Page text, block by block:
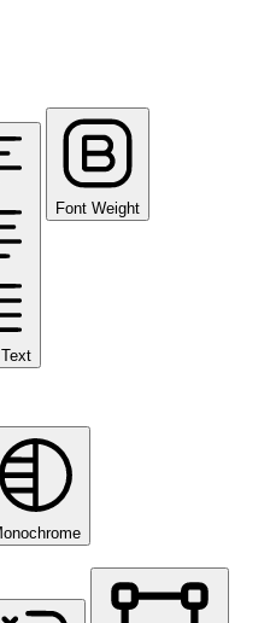
Font Weight